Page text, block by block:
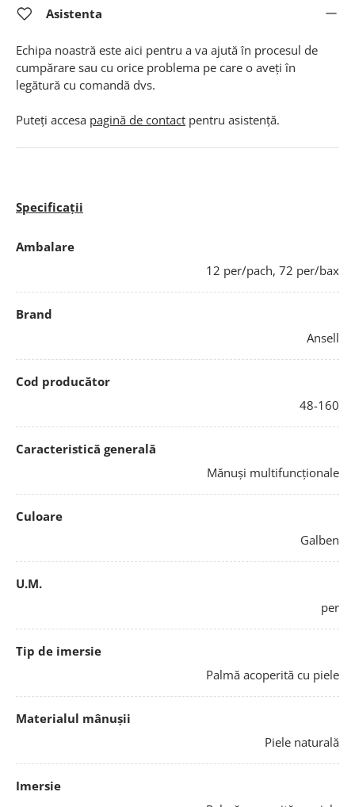
Asistenta
Echipa noastră este aici pentru a va ajută în procesul de
cumpărare sau cu orice problema pe care o aveți în
legătură cu comandă dvs.
Puteți accesa pagină de contact pentru asistență.
Specificații
Ambalare
12 per/pach, 72 per/bax
Brand
Ansell
Cod producător
48-160
Caracteristică generală
Mănuși multifuncționale
Culoare
Galben
U.M.
per
Tip de imersie
Palmă acoperită cu piele
Materialul mânușii
Piele naturală
Imersie